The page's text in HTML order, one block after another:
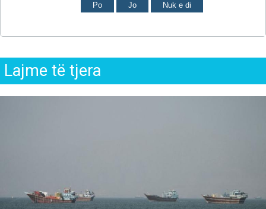
Po Jo Nuk e di
Lajme të tjera